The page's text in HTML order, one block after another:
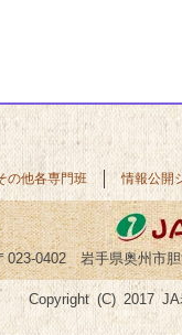
の他各専門班 情報公開
023-0402 岩手県奥州市
Copyright (C) 2017